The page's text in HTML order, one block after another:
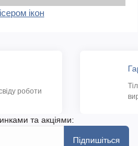
ікон
роботи
та акціями:
Підпишіться